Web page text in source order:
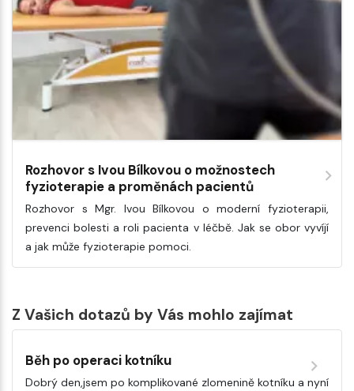
Rozhovor s Ivou Bílkovou o možnostech
fyzioterapie a proměnách pacientů
Rozhovor s Mgr. Ivou Bílkovou o moderní fyzioterapii,
prevenci bolesti a roli pacienta v léčbě. Jak se obor vyvíjí
a jak může fyzioterapie pomoci.
Z Vašich dotazů by Vás mohlo zajímat
Běh po operaci kotníku
Dobrý den,jsem po komplikované zlomenině kotníku a nyní